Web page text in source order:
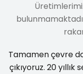
Tamamen çevre
çıkıyoruz. 20